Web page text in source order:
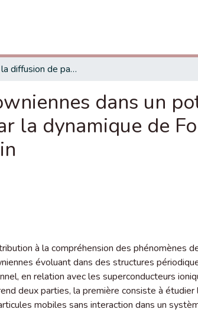
Etude de la diffusion de particules Browniennes dans un potentiel périodique avec et sans interactions par la dynamique de Fokker-Planck et la simulation dynamique de Langevin
dans un
la dynamique de
à la compréhension des phénomènes
évoluant dans des structures
en relation avec les superconducteurs
deux parties, la première consiste à étudier
mobiles sans interaction dans un